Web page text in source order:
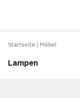
Startseite Möbel
Lampen